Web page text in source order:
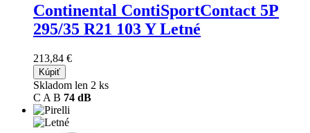
Continental ContiSportContact 5P
295/35 R21 103 Y Letné
213,84 €
Kúpiť
Skladom len 2 ks
C A B 74 dB